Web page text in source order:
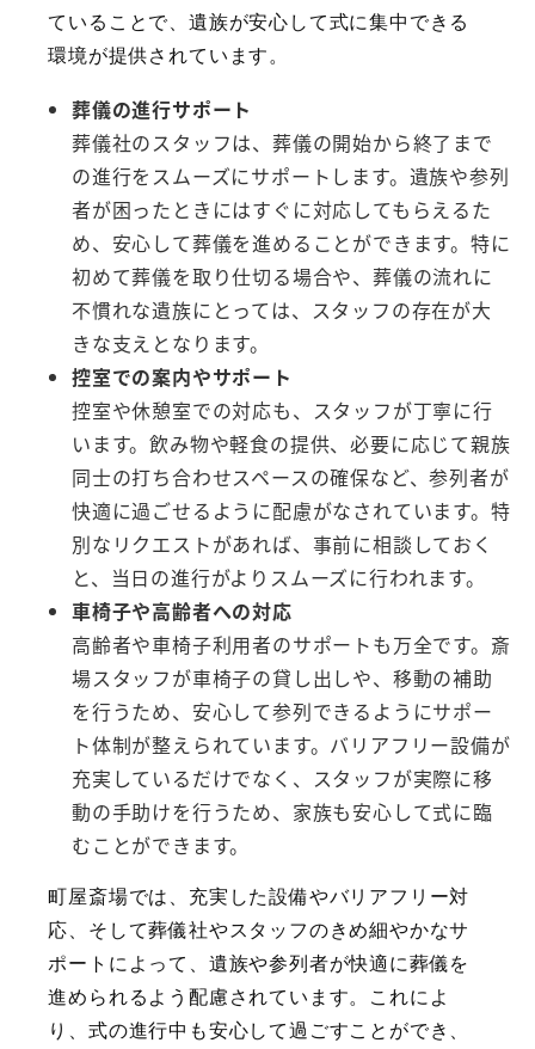
ていることで、遺族が安心して式に集中できる
環境が提供されています。
葬儀の進行サポート
葬儀社のスタッフは、葬儀の開始から終了まで
の進行をスムーズにサポートします。遺族や参列
者が困ったときにはすぐに対応してもらえるた
め、安心して葬儀を進めることができます。特に
初めて葬儀を取り仕切る場合や、葬儀の流れに
不慣れな遺族にとっては、スタッフの存在が大
きな支えとなります。
控室での案内やサポート
控室や休憩室での対応も、スタッフが丁寧に行
います。飲み物や軽食の提供、必要に応じて親族
同士の打ち合わせスペースの確保など、参列者が
快適に過ごせるように配慮がなされています。特
別なリクエストがあれば、事前に相談しておく
と、当日の進行がよりスムーズに行われます。
車椅子や高齢者への対応
高齢者や車椅子利用者のサポートも万全です。斎
場スタッフが車椅子の貸し出しや、移動の補助
を行うため、安心して参列できるようにサポー
ト体制が整えられています。バリアフリー設備が
充実しているだけでなく、スタッフが実際に移
動の手助けを行うため、家族も安心して式に臨
むことができます。
町屋斎場では、充実した設備やバリアフリー対
応、そして葬儀社やスタッフのきめ細やかなサ
ポートによって、遺族や参列者が快適に葬儀を
進められるよう配慮されています。これによ
り、式の進行中も安心して過ごすことができ、